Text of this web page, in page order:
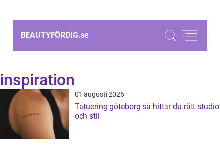
BEAUTYFÖRDIG.se
inspiration
01 augusti 2026
Tatuering göteborg så hittar du rätt studio
och stil